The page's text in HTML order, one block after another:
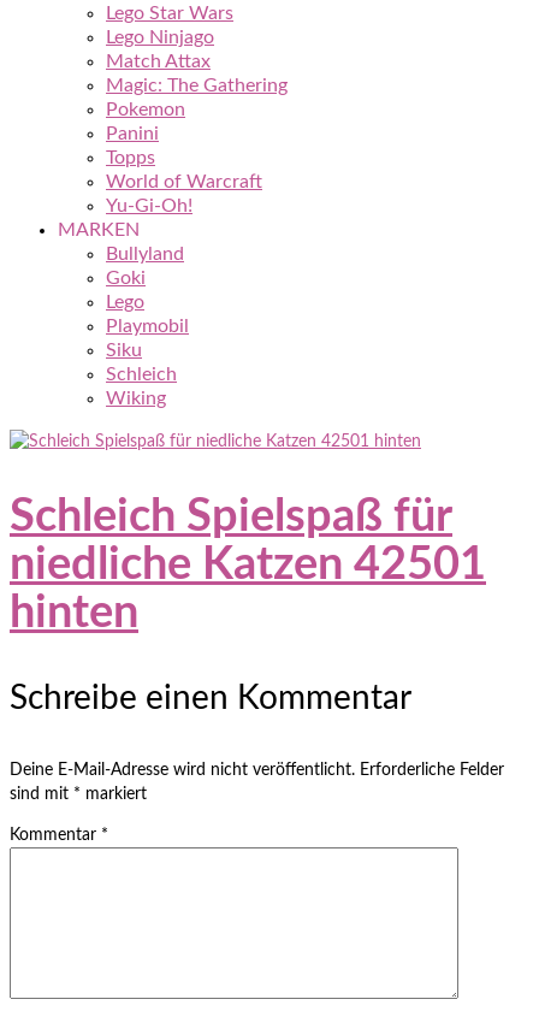
Lego Star Wars
Lego Ninjago
Match Attax
Magic: The Gathering
Pokemon
Panini
Topps
World of Warcraft
Yu-Gi-Oh!
MARKEN
Bullyland
Goki
Lego
Playmobil
Siku
Schleich
Wiking
Schleich Spielspaß für
niedliche Katzen 42501
hinten
Schreibe einen Kommentar
Deine E-Mail-Adresse wird nicht veröffentlicht. Erforderliche Felder
sind mit * markiert
Kommentar *